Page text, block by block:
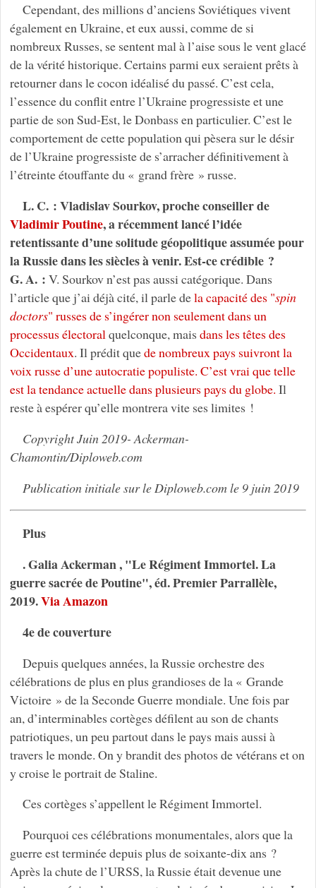
Cependant, des millions d’anciens Soviétiques vivent
également en Ukraine, et eux aussi, comme de si
nombreux Russes, se sentent mal à l’aise sous le vent glacé
de la vérité historique. Certains parmi eux seraient prêts à
retourner dans le cocon idéalisé du passé. C’est cela,
l’essence du conflit entre l’Ukraine progressiste et une
partie de son Sud-Est, le Donbass en particulier. C’est le
comportement de cette population qui pèsera sur le désir
de l’Ukraine progressiste de s’arracher définitivement à
l’étreinte étouffante du « grand frère » russe.
L. C. : Vladislav Sourkov, proche conseiller de
Vladimir Poutine, a récemment lancé l’idée
retentissante d’une solitude géopolitique assumée pour
la Russie dans les siècles à venir. Est-ce crédible ?
G. A. : V. Sourkov n’est pas aussi catégorique. Dans
l’article que j’ai déjà cité, il parle dela capacité des "spin
doctors" russes de s’ingérer non seulement dans un
processus électoralquelconque, mais dans les têtes des
Occidentaux. Il prédit quede nombreux pays suivront la
voix russe d’une autocratie populiste. C’est vrai que telle
est la tendance actuelle dans plusieurs pays du globe. Il
reste à espérer qu’elle montrera vite ses limites !
Copyright Juin 2019- Ackerman-
Chamontin/Diploweb.com
Publication initiale sur le Diploweb.com le 9 juin 2019
Plus
. Galia Ackerman , "Le Régiment Immortel. La
guerre sacrée de Poutine", éd. Premier Parrallèle,
2019.Via Amazon
4e de couverture
Depuis quelques années, la Russie orchestre des
célébrations de plus en plus grandioses de la « Grande
Victoire » de la Seconde Guerre mondiale. Une fois par
an, d’interminables cortèges défilent au son de chants
patriotiques, un peu partout dans le pays mais aussi à
travers le monde. On y brandit des photos de vétérans et on
y croise le portrait de Staline.
Ces cortèges s’appellent le Régiment Immortel.
Pourquoi ces célébrations monumentales, alors que la
guerre est terminée depuis plus de soixante-dix ans ?
Après la chute de l’URSS, la Russie était devenue une